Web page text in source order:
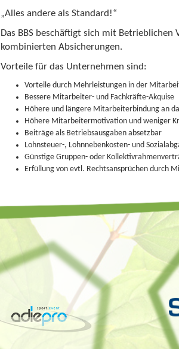
„Alles andere als Standard!“
Das BBS beschäftigt sich mit
kombinierten Absicherungen.
Vorteile für das Unternehmen sind:
Vorteile durch Mehrleistungen in der
Bessere Mitarbeiter- und Fachkräfte-Akquise
Höhere und längere Mitarbeiterbindung an
Höhere Mitarbeitermotivation und weniger
Beiträge als Betriebsausgaben absetzbar
Lohnsteuer-, Lohnnebenkosten- und
Günstige Gruppen- oder
Erfüllung von evtl. Rechtsansprüchen durch